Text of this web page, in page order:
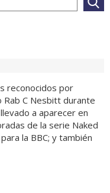
reconocidos por
Rab C Nesbitt durante
a aparecer en
de la serie Naked
la BBC; y también